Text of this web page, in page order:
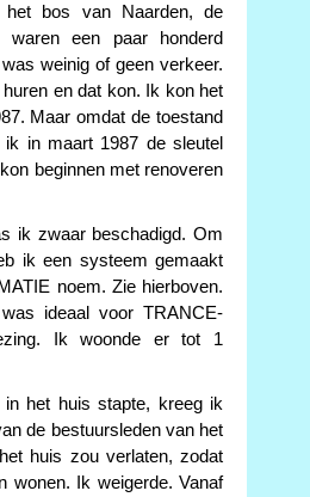
bos van Naarden, de
waren een paar honderd
weinig of geen verkeer.
huren en dat kon. Ik kon het
Maar omdat de toestand
in maart 1987 de sleutel
beginnen met renoveren
ik zwaar beschadigd. Om
ik een systeem gemaakt
noem. Zie hierboven.
ideaal voor TRANCE-
Ik woonde er tot 1
het huis stapte, kreeg ik
de bestuursleden van het
huis zou verlaten, zodat
wonen. Ik weigerde. Vanaf